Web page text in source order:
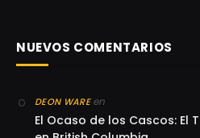
NUEVOS COMENTARIOS
DEON WAREen
El Ocaso de los Cascos: El